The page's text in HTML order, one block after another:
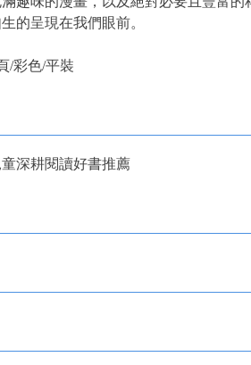
的呈現在我們眼前。
/彩色/平裝
深耕閱讀好書推薦